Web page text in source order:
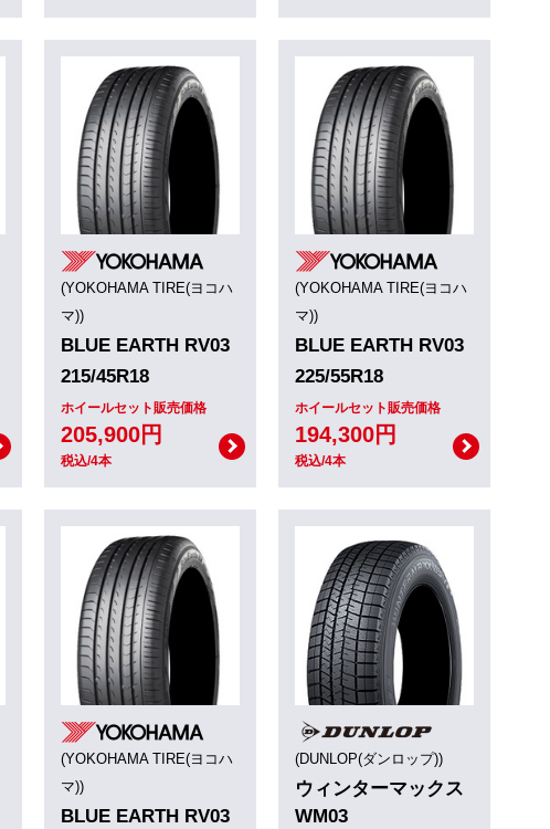
(YOKOHAMA TIRE(ヨコハ
マ))
BLUE EARTH RV03
215/45R18
ホイールセット販売価格
205,900円
税込/4本
(YOKOHAMA TIRE(ヨコハ
マ))
BLUE EARTH RV03
225/55R18
ホイールセット販売価格
194,300円
税込/4本
(YOKOHAMA TIRE(ヨコハ
マ))
BLUE EARTH RV03
(DUNLOP(ダンロップ))
ウィンターマックス
WM03